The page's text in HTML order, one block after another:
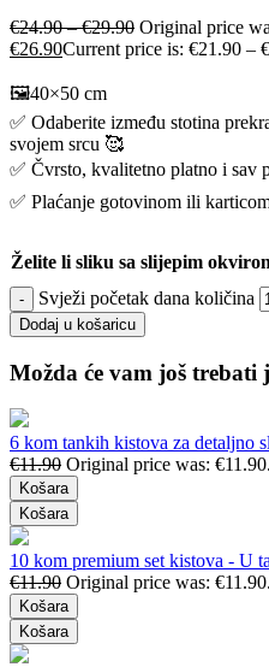
€24.90–€29.90 Original price
€26.90Current price is: €21.90 –
🖼️40×50 cm
✅ Odaberite između stotina
svojem srcu 🥰
✅ Čvrsto, kvalitetno platno i sav
✅ Plaćanje gotovinom ili
Želite li sliku sa slijepim
Svježi početak dana količina
Dodaj u košaricu
Možda će vam još trebati
6 kom tankih kistova za detaljno
€11.90 Original price was: €11.90.
Košara
Košara
10 kom premium set kistova - U
€11.90 Original price was: €11.90.
Košara
Košara